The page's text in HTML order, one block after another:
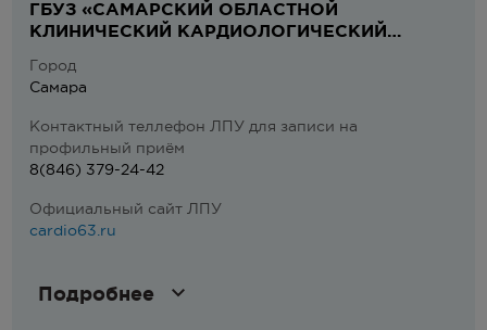
ГБУЗ «САМАРСКИЙ ОБЛАСТНОЙ
КЛИНИЧЕСКИЙ КАРДИОЛОГИЧЕСКИЙ
Город
Самара
Контактный теллефон ЛПУ для записи на
профильный приём
8(846) 379-24-42
Официальный сайт ЛПУ
cardio63.ru
Подробнее